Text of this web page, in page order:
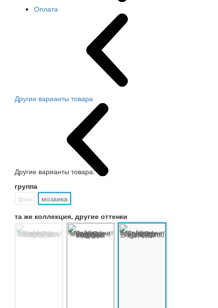
Оплата
Другие варианты товара
Другие варианты товара:
группа
фон
мозаика
та же коллекция, другие оттенки